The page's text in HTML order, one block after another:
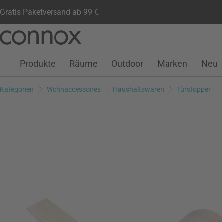
Gratis Paketversand ab 99 €
Seiteninhalt
Suchfeld
Kundenkonto
Wunschliste
Warenkorb
Produkte Räume Outdoor Marken Neu
Kategorien Wohnaccessoires Haushaltswaren Türstopper